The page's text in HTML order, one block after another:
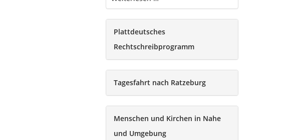
Plattdeutsches
Rechtschreibprogramm
Tagesfahrt nach Ratzeburg
Menschen und Kirchen in Nahe
und Umgebung